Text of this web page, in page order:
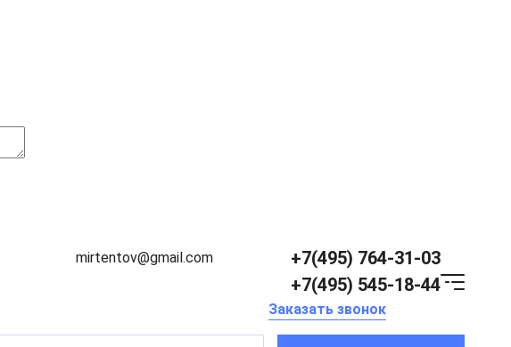
mirtentov@gmail.com
+7(495) 764-31-03
+7(495) 545-18-44
Заказать звонок